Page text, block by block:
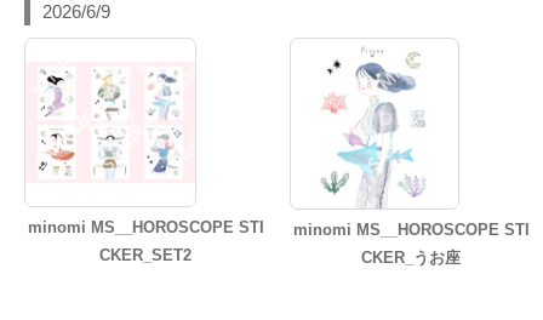
2026/6/9
minomi MS__HOROSCOPE STI
CKER_SET2
minomi MS__HOROSCOPE STI
CKER_うお座